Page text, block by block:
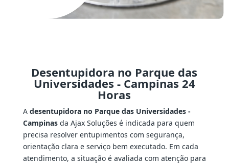
Desentupidora no Parque das
Universidades - Campinas 24
Horas
A desentupidora no Parque das Universidades -
Campinasda Ajax Soluções é indicada para quem
precisa resolver entupimentos com segurança,
orientação clara e serviço bem executado. Em cada
atendimento, a situação é avaliada com atenção para